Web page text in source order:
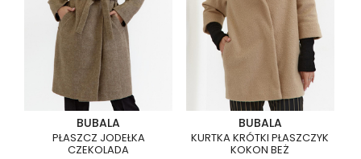
BUBALA
PŁASZCZ JODEŁKA
CZEKOLADA
BUBALA
KURTKA KRÓTKI PŁASZCZYK
KOKON BEŻ